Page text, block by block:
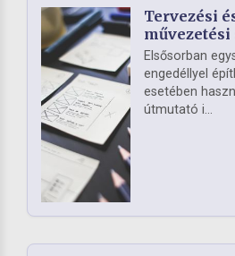
Tervezési
Elsősorban
engedéllyel
esetében
útmutató i...